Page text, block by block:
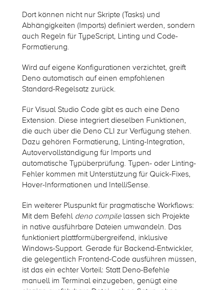
Dort können nicht nur Skripte (Tasks) und
Abhängigkeiten (Imports) definiert werden, sondern
auch Regeln für TypeScript, Linting und Code-
Formatierung.
Wird auf eigene Konfigurationen verzichtet, greift
Deno automatisch auf einen empfohlenen
Standard-Regelsatz zurück.
Für Visual Studio Code gibt es auch eine Deno
Extension. Diese integriert dieselben Funktionen,
die auch über die Deno CLI zur Verfügung stehen.
Dazu gehören Formatierung, Linting-Integration,
Autovervollständigung für Imports und
automatische Typüberprüfung. Typen- oder Linting-
Fehler kommen mit Unterstützung für Quick-Fixes,
Hover-Informationen und IntelliSense.
Ein weiterer Pluspunkt für pragmatische Workflows:
Mit dem Befehl deno compile lassen sich Projekte
in native ausführbare Dateien umwandeln. Das
funktioniert plattformübergreifend, inklusive
Windows-Support. Gerade für Backend-Entwickler,
die gelegentlich Frontend-Code ausführen müssen,
ist das ein echter Vorteil: Statt Deno-Befehle
manuell im Terminal einzugeben, genügt eine